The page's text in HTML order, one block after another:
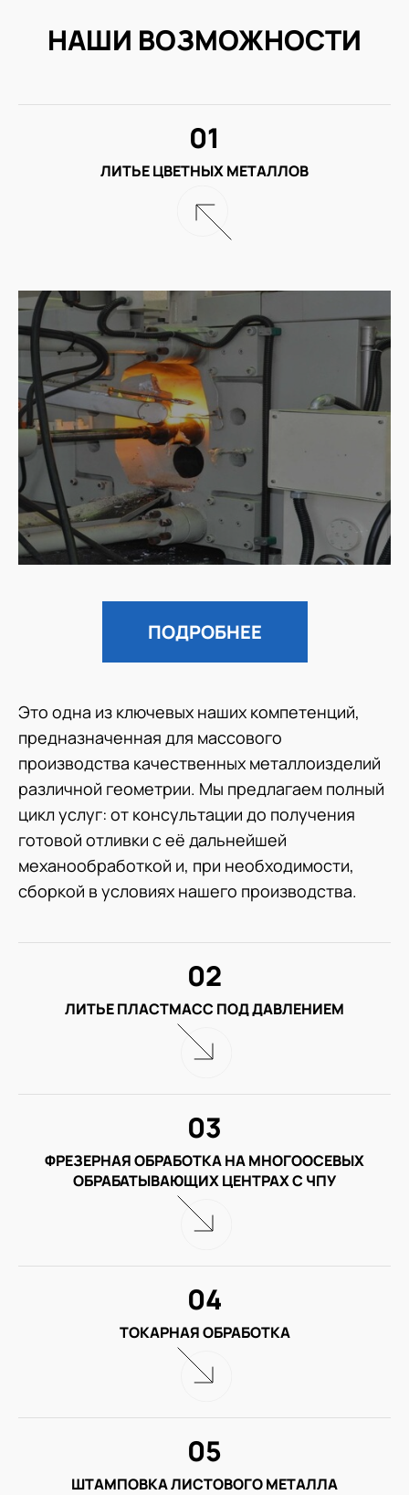
НАШИ ВОЗМОЖНОСТИ
ЛИТЬЕ ЦВЕТНЫХ МЕТАЛЛОВ
01
ПОДРОБНЕЕ
Это одна из ключевых наших компетенций,
предназначенная для массового
производства качественных металлоизделий
различной геометрии. Мы предлагаем полный
цикл услуг: от консультации до получения
готовой отливки с её дальнейшей
механообработкой и, при необходимости,
сборкой в условиях нашего производства.
ЛИТЬЕ ПЛАСТМАСС ПОД ДАВЛЕНИЕМ
02
ФРЕЗЕРНАЯ ОБРАБОТКА НА МНОГООСЕВЫХ
ОБРАБАТЫВАЮЩИХ ЦЕНТРАХ С ЧПУ
03
ТОКАРНАЯ ОБРАБОТКА
04
ШТАМПОВКА ЛИСТОВОГО МЕТАЛЛА
05